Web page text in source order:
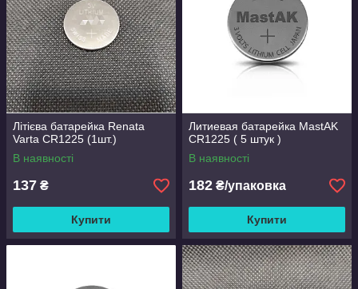
Літієва батарейка Renata
Varta CR1225 (1шт.)
В наявності
137 ₴
Купити
Литиевая батарейка MastAK
CR1225 ( 5 штук )
В наявності
182 ₴/упаковка
Купити